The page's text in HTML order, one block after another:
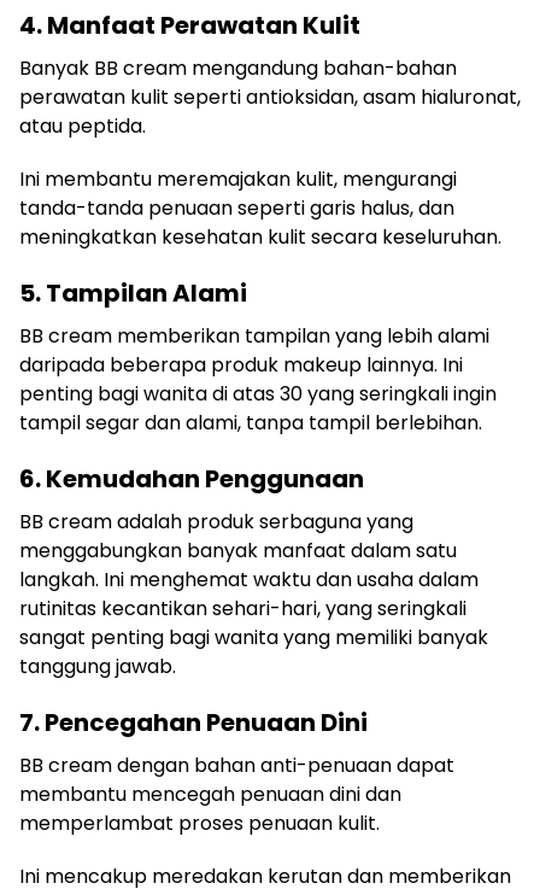
4. Manfaat Perawatan Kulit
Banyak BB cream mengandung bahan-bahan
perawatan kulit seperti antioksidan, asam hialuronat,
atau peptida.
Ini membantu meremajakan kulit, mengurangi
tanda-tanda penuaan seperti garis halus, dan
meningkatkan kesehatan kulit secara keseluruhan.
5. Tampilan Alami
BB cream memberikan tampilan yang lebih alami
daripada beberapa produk makeup lainnya. Ini
penting bagi wanita di atas 30 yang seringkali ingin
tampil segar dan alami, tanpa tampil berlebihan.
6. Kemudahan Penggunaan
BB cream adalah produk serbaguna yang
menggabungkan banyak manfaat dalam satu
langkah. Ini menghemat waktu dan usaha dalam
rutinitas kecantikan sehari-hari, yang seringkali
sangat penting bagi wanita yang memiliki banyak
tanggung jawab.
7. Pencegahan Penuaan Dini
BB cream dengan bahan anti-penuaan dapat
membantu mencegah penuaan dini dan
memperlambat proses penuaan kulit.
Ini mencakup meredakan kerutan dan memberikan